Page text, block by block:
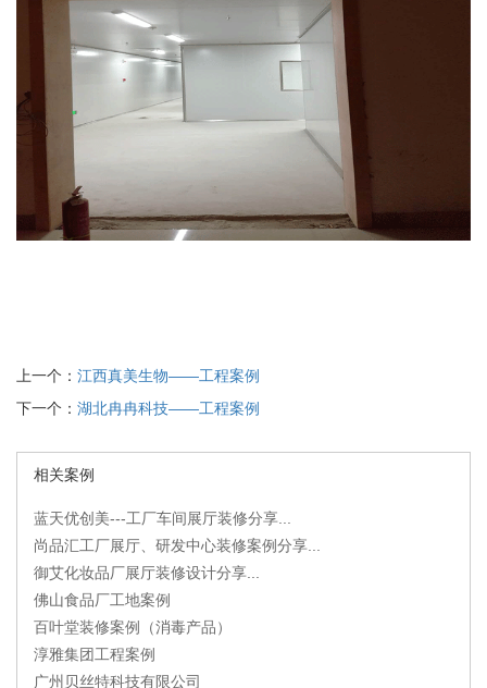
上一个： 江西真美生物——工程案例
下一个： 湖北冉冉科技——工程案例
相关案例
蓝天优创美---工厂车间展厅装修分享...
尚品汇工厂展厅、研发中心装修案例分享...
御艾化妆品厂展厅装修设计分享...
佛山食品厂工地案例
百叶堂装修案例（消毒产品）
淳雅集团工程案例
广州贝丝特科技有限公司